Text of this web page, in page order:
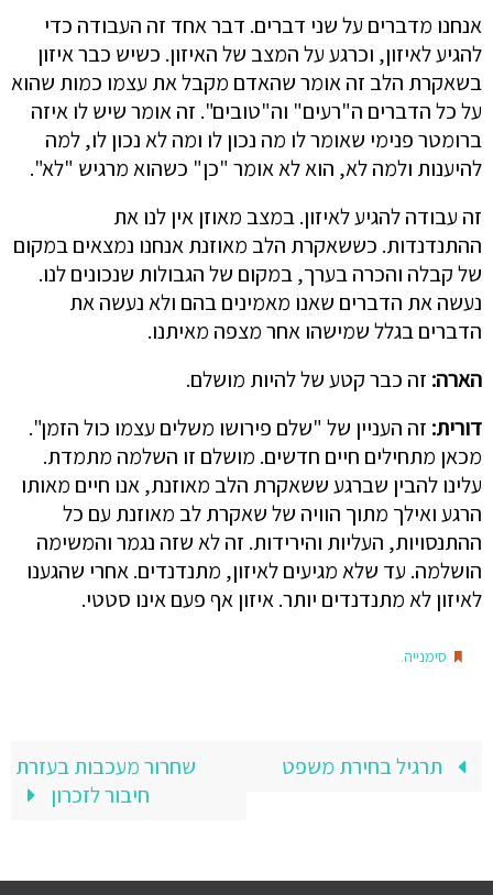
אנחנו מדברים על שני דברים. דבר אחד זה העבודה כדי
להגיע לאיזון, וכרגע על המצב של האיזון. כשיש כבר איזון
בשאקרת הלב זה אומר שהאדם מקבל את עצמו כמות שהוא
על כל הדברים ה"רעים" וה"טובים". זה אומר שיש לו איזה
ברומטר פנימי שאומר לו מה נכון לו ומה לא נכון לו, למה
להיענות ולמה לא, הוא לא אומר "כן" כשהוא מרגיש "לא".
זה עבודה להגיע לאיזון. במצב מאוזן אין לנו את
ההתנדנדות. כששאקרת הלב מאוזנת אנחנו נמצאים במקום
של קבלה והכרה בערך, במקום של הגבולות שנכונים לנו.
נעשה את הדברים שאנו מאמינים בהם ולא נעשה את
הדברים בגלל שמישהו אחר מצפה מאיתנו.
הארה: זה כבר קטע של להיות מושלם.
דורית: זה העניין של "שלם פירושו משלים עצמו כול הזמן".
מכאן מתחילים חיים חדשים. מושלם זו השלמה מתמדת.
עלינו להבין שברגע ששאקרת הלב מאוזנת, אנו חיים מאותו
הרגע ואילך מתוך הוויה של שאקרת לב מאוזנת עם כל
ההתנסויות, העליות והירידות. זה לא שזה נגמר והמשימה
הושלמה. עד שלא מגיעים לאיזון, מתנדנדים. אחרי שהגענו
לאיזון לא מתנדנדים יותר. איזון אף פעם אינו סטטי.
סימנייה.
תרגיל בחירת משפט
שחרור מעכבות בעזרת
חיבור לזכרון